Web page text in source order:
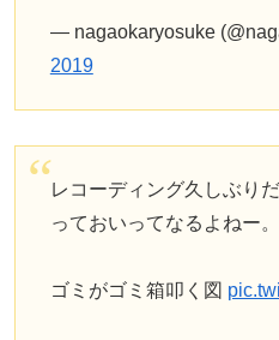
— nagaokaryosuke
2019
レコーディング久しぶりだ
っておいってなるよねー。
ゴミがゴミ箱叩く図